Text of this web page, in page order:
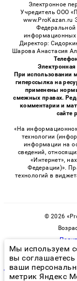
Электронное
Учредитель ООО
Федеральной
информационных
Директор:
Шарова Анастасия
При использовании
гиперссылка на
применены
смежных правах.
комментарии и
сайте
«На
технологии
информации на
сведений,
«Интернет»,
Федерации)».
технологий в
© 2026
дезинфекция
Мы используем
вы
ваши
метрик Яндекс